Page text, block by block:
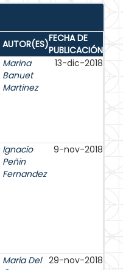
AUTOR(ES)FECHA DE
PUBLICACIÓN
Marina
Banuet
Martinez
13-dic-2018
Ignacio
Peñin
Fernandez
9-nov-2018
Maria Del 29-nov-2018